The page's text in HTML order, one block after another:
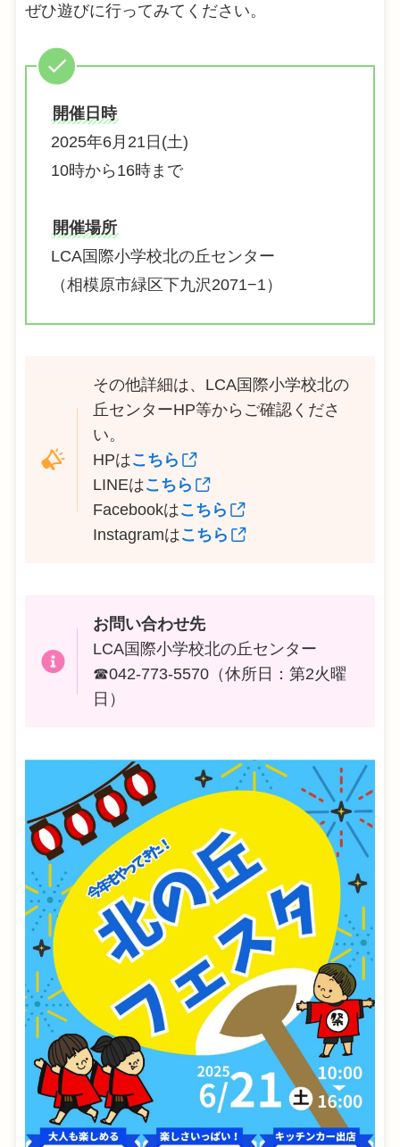
ぜひ遊びに行ってみてください。
開催日時
2025年6月21日(土)
10時から16時まで
開催場所
LCA国際小学校北の丘センター
（相模原市緑区下九沢2071−1）
その他詳細は、LCA国際小学校北の
丘センターHP等からご確認くださ
い。
HPはこちら
LINEはこちら
Facebookはこちら
Instagramはこちら
お問い合わせ先
LCA国際小学校北の丘センター
☎042-773-5570（休所日：第2火曜
日）